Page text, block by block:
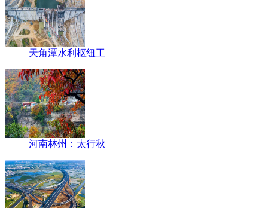
天角潭水利枢纽工
河南林州：太行秋